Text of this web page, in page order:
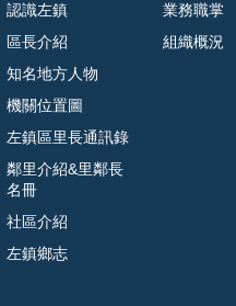
認識左鎮
區長介紹
知名地方人物
機關位置圖
左鎮區里長通訊錄
鄰里介紹&里鄰長
名冊
社區介紹
左鎮鄉志
業務職掌
組織概況